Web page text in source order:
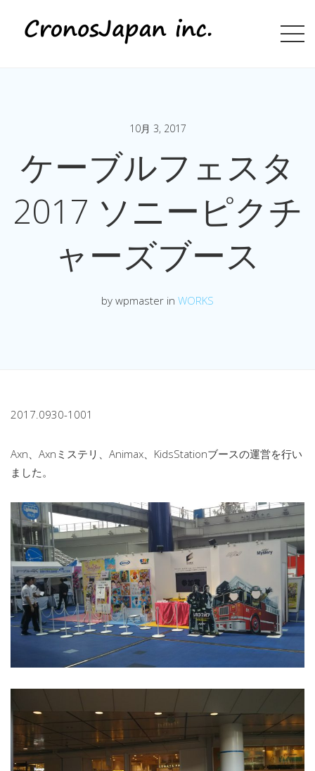
10月 3, 2017
ケーブルフェスタ
2017 ソニーピクチ
ャーズブース
by wpmaster in WORKS
2017.0930-1001
Axn、Axnミステリ、Animax、KidsStationブースの運営を行い
ました。